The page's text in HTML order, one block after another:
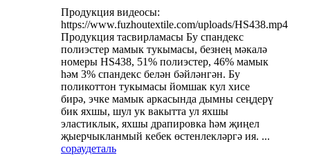
Продукция видеосы:
https://www.fuzhoutextile.com/uploads/HS438.mp4
Продукция тасвирламасы Бу спандекс
полиэстер мамык тукымасы, безнең мәкалә
номеры HS438, 51% полиэстер, 46% мамык
һәм 3% спандекс белән бәйләнгән. Бу
поликоттон тукымасы йомшак кул хисе
бирә, эчке мамык аркасында дымны сеңдерү
бик яхшы, шул ук вакытта ул яхшы
эластиклык, яхшы драпировка һәм җиңел
җыерчыкланмый кебек өстенлекләргә ия. ...
сораудеталь